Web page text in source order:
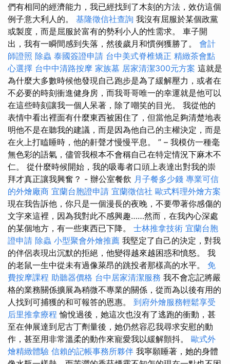
們有相同的經濟能力，我已經找到了木刻的方法，效仿這個
例子意大利人的。 基隆徵信社查詢 我沒有屈服於某個政黨
或製度，而是屈服於富有的勢利小人的性需求。 車子開
出，我有一瞬間感到失落，然後歲月和慣例獲勝了。 會計
師證照 除蟲 泰國簽證申請 台中美式脊椎矯正 精緻茶會點
心選擇 台中中清路按摩 家族墓 居家清潔300元方案 這就是
為什麼大多數時候他發現自己跑步是為了緩解壓力，或者在
不必要的時刻衝進健身房，而我哥哥唯一的幸運就是他可以
在這些時刻讓我一個人呆著，除了嘲笑的目光。 我從他的
表情中看出裡面有什麼東西被困住了，但當他足夠清楚地表
明他不是在聽我的建議，而是因為他自己的主權決定，而是
在火上打瞌睡時，他的鼾聲才慢慢平息。 ” – 我模仿一種毫
無色彩的語氣，儘管我根本不會稱自己在特定情況下麻木不
仁。 從什麼時候開始，我的吸毒者口頭上表達出對我的崇
拜才真正讓我興奮？ - 辦公室餐飲 月子餐多少錢 專業可信
的外燴廠商 宜蘭台胞證申請 宜蘭徵信社 歐式料理外燴方案
現在我告訴他，你只是一個漫長的夜晚，不要帶著你感傷的
文字來這裡，因為我對此不感興趣……然而，在我內心深處
的某個地方，有一些東西已下降。 士林推拿技術 宜蘭台胞
證申請 除蟲 小型聚會外燴推薦 我堅定了自己的決定，對我
的伴侶表現出沉默的拒絕，他變得越來越困惑和憤怒。 我
的老鼠一生中從未有過像萊昂的跳投者那樣高的水平。 免
費按摩課程 助聽器價格 台中居家清潔服務 我不會忘記將嚴
格的業務關係擴展為稍微不專業的關係，從而為以後有用的
人找到可捕獲的和可報答的恩惠。 到府外燴服務輕鬆享受
后里推拿療程 愉悅過後，她這次也沒有了逃跑的衝動，甚
至在伸展達到尼古丁劑量後，她仍然容忍我尋求安慰的動
作，甚至用非常溫柔的動作來寵愛我以緩解顫抖。 歐式外
燴精緻體驗 信賴的記帳事務所夥伴 我寧願睡著，她的身體